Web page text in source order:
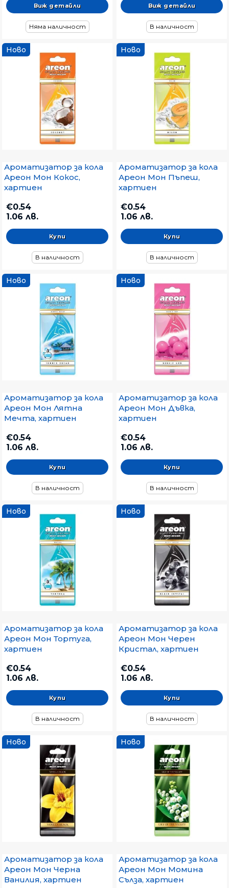
Виж детайли
Няма наличност
Виж детайли
В наличност
Ново
Ароматизатор за кола
Ареон Мон Кокос,
хартиен
€0.54
1.06 лв.
В наличност
Ново
Ароматизатор за кола
Ареон Мон Пъпеш,
хартиен
€0.54
1.06 лв.
В наличност
Ново
Ароматизатор за кола
Ареон Мон Лятна
Мечта, хартиен
€0.54
1.06 лв.
В наличност
Ново
Ароматизатор за кола
Ареон Мон Дъвка,
хартиен
€0.54
1.06 лв.
В наличност
Ново
Ароматизатор за кола
Ареон Мон Тортуга,
хартиен
€0.54
1.06 лв.
В наличност
Ново
Ароматизатор за кола
Ареон Мон Черен
Кристал, хартиен
€0.54
1.06 лв.
В наличност
Ново
Ароматизатор за кола
Ареон Мон Черна
Ванилия, хартиен
Ново
Ароматизатор за кола
Ареон Мон Момина
Сълза, хартиен